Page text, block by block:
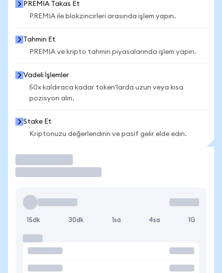
PREMIA Takas Et
PREMIA ile blokzincirleri arasında işlem yapın.
Tahmin Et
PREMIA ve kripto tahmin piyasalarında işlem yapın.
Vadeli İşlemler
50x kaldıraca kadar token'larda uzun veya kısa
pozisyon alın.
Stake Et
Kriptonuzu değerlendirin ve pasif gelir elde edin.
15dk 30dk 1sa 4sa 1G